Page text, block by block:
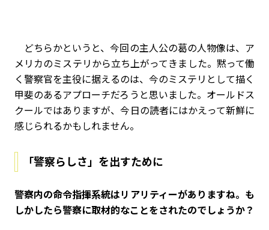
どちらかというと、今回の主人公の葛の人物像は、ア
メリカのミステリから立ち上がってきました。黙って働
く警察官を主役に据えるのは、今のミステリとして描く
甲斐のあるアプローチだろうと思いました。オールドス
クールではありますが、今日の読者にはかえって新鮮に
感じられるかもしれません。
「警察らしさ」を出すために
――警察内の命令指揮系統はリアリティーがありますね。も
しかしたら警察に取材的なことをされたのでしょうか？